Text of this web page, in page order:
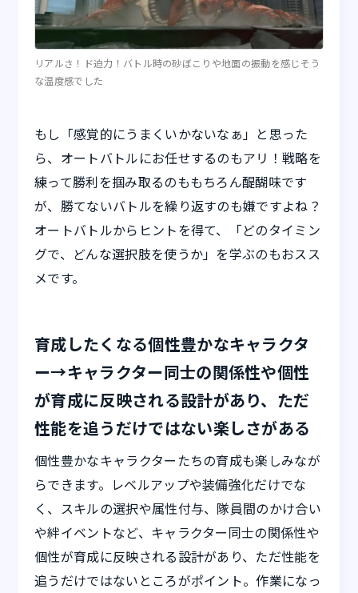
リアルさ！ド迫力！バトル時の砂ぼこりや地面の振動を感じそう
な温度感でした
もし「感覚的にうまくいかないなぁ」と思った
ら、オートバトルにお任せするのもアリ！戦略を
練って勝利を掴み取るのももちろん醍醐味です
が、勝てないバトルを繰り返すのも嫌ですよね？
オートバトルからヒントを得て、「どのタイミン
グで、どんな選択肢を使うか」を学ぶのもおスス
メです。
育成したくなる個性豊かなキャラクタ
ー→キャラクター同士の関係性や個性
が育成に反映される設計があり、ただ
性能を追うだけではない楽しさがある
個性豊かなキャラクターたちの育成も楽しみなが
らできます。レベルアップや装備強化だけでな
く、スキルの選択や属性付与、隊員間のかけ合い
や絆イベントなど、キャラクター同士の関係性や
個性が育成に反映される設計があり、ただ性能を
追うだけではないところがポイント。作業になっ